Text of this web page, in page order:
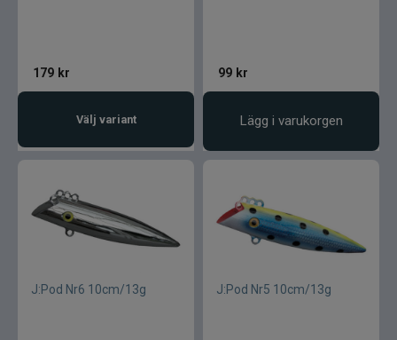
179 kr
Välj variant
99 kr
Lägg i varukorgen
J:Pod Nr6 10cm/13g J:Pod Nr5 10cm/13g